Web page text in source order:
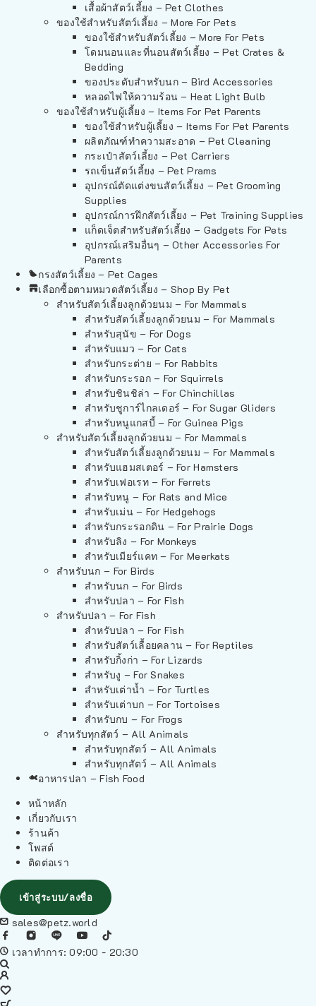
เสื้อผ้าสัตว์เลี้ยง – Pet Clothes
ของใช้สำหรับสัตว์เลี้ยง – More For Pets
ของใช้สำหรับสัตว์เลี้ยง – More For Pets
โดมนอนและที่นอนสัตว์เลี้ยง – Pet Crates &
Bedding
ของประดับสำหรับนก – Bird Accessories
หลอดไฟให้ความร้อน – Heat Light Bulb
ของใช้สำหรับผู้เลี้ยง – Items For Pet Parents
ของใช้สำหรับผู้เลี้ยง – Items For Pet Parents
ผลิตภัณฑ์ทำความสะอาด – Pet Cleaning
กระเป๋าสัตว์เลี้ยง – Pet Carriers
รถเข็นสัตว์เลี้ยง – Pet Prams
อุปกรณ์ตัดแต่งขนสัตว์เลี้ยง – Pet Grooming
Supplies
อุปกรณ์การฝึกสัตว์เลี้ยง – Pet Training Supplies
แก็ดเจ็ตสำหรับสัตว์เลี้ยง – Gadgets For Pets
อุปกรณ์เสริมอื่นๆ – Other Accessories For
Parents
กรงสัตว์เลี้ยง – Pet Cages
เลือกซื้อตามหมวดสัตว์เลี้ยง – Shop By Pet
สำหรับสัตว์เลี้ยงลูกด้วยนม – For Mammals
สำหรับสัตว์เลี้ยงลูกด้วยนม – For Mammals
สำหรับสุนัข – For Dogs
สำหรับแมว – For Cats
สำหรับกระต่าย – For Rabbits
สำหรับกระรอก – For Squirrels
สำหรับชินชิล่า – For Chinchillas
สำหรับชูการ์ไกลเดอร์ – For Sugar Gliders
สำหรับหนูแกสบี้ – For Guinea Pigs
สำหรับสัตว์เลี้ยงลูกด้วยนม – For Mammals
สำหรับสัตว์เลี้ยงลูกด้วยนม – For Mammals
สำหรับแฮมสเตอร์ – For Hamsters
สำหรับเฟอเรท – For Ferrets
สำหรับหนู – For Rats and Mice
สำหรับเม่น – For Hedgehogs
สำหรับกระรอกดิน – For Prairie Dogs
สำหรับลิง – For Monkeys
สำหรับเมียร์แคท – For Meerkats
สำหรับนก – For Birds
สำหรับนก – For Birds
สำหรับปลา – For Fish
สำหรับปลา – For Fish
สำหรับปลา – For Fish
สำหรับสัตว์เลื้อยคลาน – For Reptiles
สำหรับกิ้งก่า – For Lizards
สำหรับงู – For Snakes
สำหรับเต่าน้ำ – For Turtles
สำหรับเต่าบก – For Tortoises
สำหรับกบ – For Frogs
สำหรับทุกสัตว์ – All Animals
สำหรับทุกสัตว์ – All Animals
สำหรับทุกสัตว์ – All Animals
อาหารปลา – Fish Food
หน้าหลัก
เกี่ยวกับเรา
ร้านค้า
โพสต์
ติดต่อเรา
เข้าสู่ระบบ/ลงชื่อ
sales@petz.world
เวลาทำการ: 09:00 - 20:30